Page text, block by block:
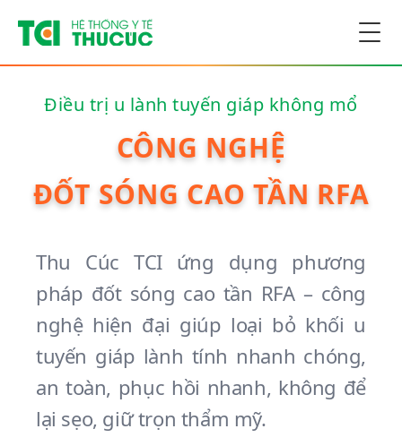
Điều trị u lành tuyến giáp không mổ
CÔNG NGHỆ
ĐỐT SÓNG CAO TẦN RFA
Thu Cúc TCI ứng dụng phương
pháp đốt sóng cao tần RFA – công
nghệ hiện đại giúp loại bỏ khối u
tuyến giáp lành tính nhanh chóng,
an toàn, phục hồi nhanh, không để
lại sẹo, giữ trọn thẩm mỹ.